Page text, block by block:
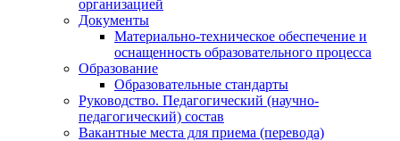
организацией
Документы
Материально-техническое обеспечение и
оснащенность образовательного процесса
Образование
Образовательные стандарты
Руководство. Педагогический (научно-
педагогический) состав
Вакантные места для приема (перевода)